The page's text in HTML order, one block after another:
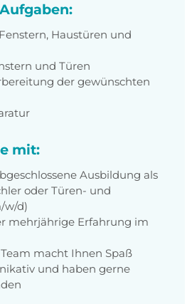
Haustüren und
und Türen
der gewünschten
mit:
Ausbildung als
oder Türen- und
w/d)
mehrjährige Erfahrung im
macht Ihnen Spaß
und haben gerne